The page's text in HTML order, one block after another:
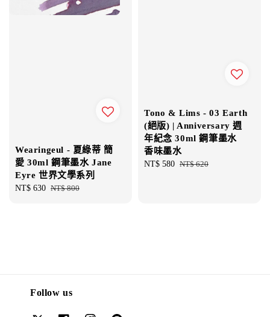
Wearingeul - 夏綠蒂 簡
愛 30ml 鋼筆墨水 Jane
Eyre 世界文學系列
Sale
NT$ 630 Regular
NT$ 800
Tono & Lims - 03 Earth
(絕版) | Anniversary 週
年紀念 30ml 鋼筆墨水
香味墨水
Sale
NT$ 580 Regular
NT$ 620
Follow us